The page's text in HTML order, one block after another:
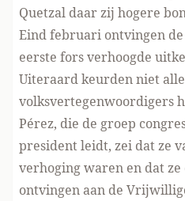
Quetzal daar zij hogere
Eind februari ontvingen
eerste fors verhoogde
Uiteraard keurden niet
volksvertegenwoordigers
Pérez, die de groep
president leidt, zei dat ze
verhoging waren en dat
ontvingen aan de